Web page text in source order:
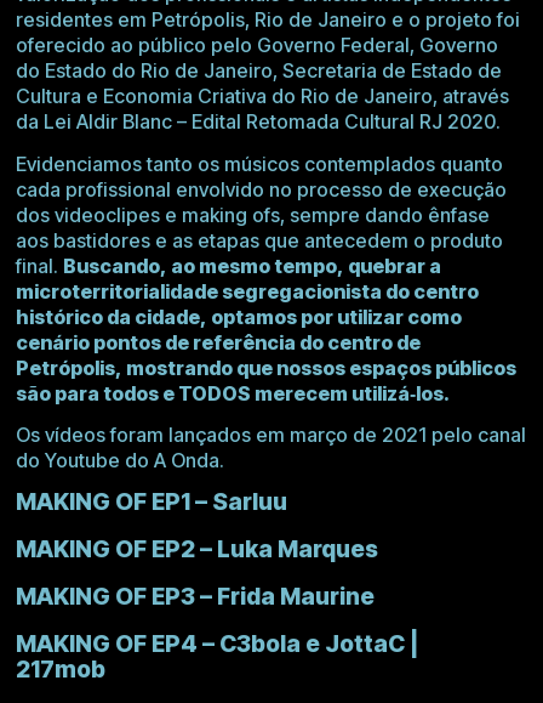
residentes em Petrópolis, Rio de Janeiro e o projeto foi
oferecido ao público pelo Governo Federal, Governo
do Estado do Rio de Janeiro, Secretaria de Estado de
Cultura e Economia Criativa do Rio de Janeiro, através
da Lei Aldir Blanc – Edital Retomada Cultural RJ 2020.
Evidenciamos tanto os músicos contemplados quanto
cada profissional envolvido no processo de execução
dos videoclipes e making ofs, sempre dando ênfase
aos bastidores e as etapas que antecedem o produto
final. Buscando, ao mesmo tempo, quebrar a
microterritorialidade segregacionista do centro
histórico da cidade, optamos por utilizar como
cenário pontos de referência do centro de
Petrópolis, mostrando que nossos espaços públicos
são para todos e TODOS merecem utilizá‑los.
Os vídeos foram lançados em março de 2021 pelo canal
do Youtube do A Onda.
MAKING OF EP1 – Sarluu
MAKING OF EP2 – Luka Marques
MAKING OF EP3 – Frida Maurine
MAKING OF EP4 – C3bola e JottaC |
217mob